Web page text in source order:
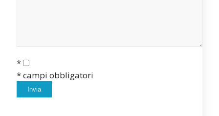
*
* campi obbligatori